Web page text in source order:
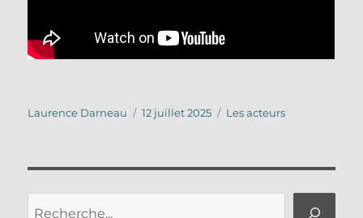
Auteur
Laurence Darneau
Publié
12 juillet 2025 Catégories
Les acteurs